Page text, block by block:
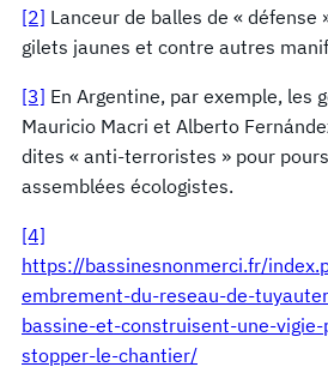
[2] Lanceur de balles de « défense
gilets jaunes et contre autres
[3] En Argentine, par exemple, les
Mauricio Macri et Alberto
dites « anti-terroristes » pour
assemblées écologistes.
[4]
https://bassinesnonmerci.fr/
embrement-du-reseau-de-
bassine-et-construisent-une-
stopper-le-chantier/